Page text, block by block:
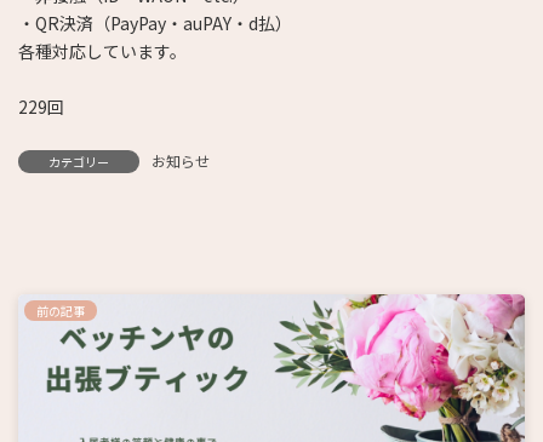
・QR決済（PayPay・auPAY・d払）
各種対応しています。
229回
カテゴリー お知らせ
前の記事